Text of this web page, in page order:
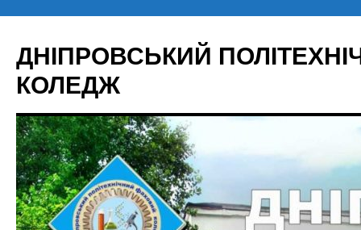
вмісту
ДНІПРОВСЬКИЙ
КОЛЕДЖ